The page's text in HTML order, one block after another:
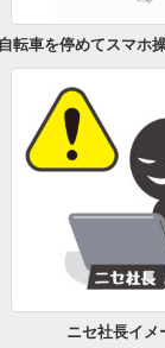
転車を停めてスマホ
ニセ社長イメ